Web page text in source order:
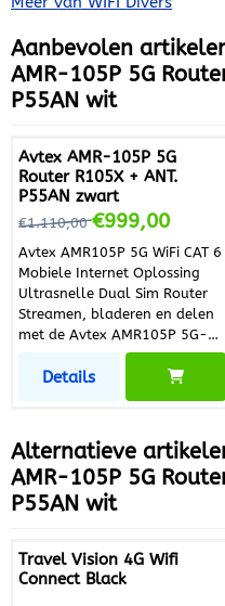
Aanbevolen
AMR-105P 5G
P55AN wit
Avtex AMR-105P 5G
Router R105X + ANT.
P55AN zwart
Van 1 110,00 voor 999,00
€1.110,00€999,00
Avtex AMR105P 5G WiFi CAT 6
Mobiele Internet Oplossing
Ultrasnelle Dual Sim Router
Streamen, bladeren en delen
met de Avtex AMR105P 5G-
router en draagbare antenne.
De AMR105P is speciaal
ontworpen voor de
2,8-inch kleurenscherm, zodat
u eenvoudig de status van uw
router kunt controleren en
informatie kunt bekijken zoals
Onze dual-sim router is
volledig ontgrendeld voor elk
Details
Alternatieve
AMR-105P 5G
P55AN wit
Travel Vision 4G Wifi
Connect Black